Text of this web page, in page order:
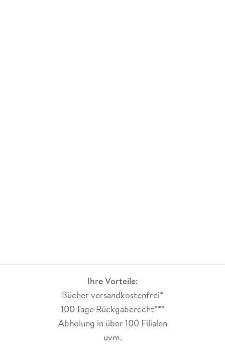
Ihre Vorteile:
Bücher versandkostenfrei*
100 Tage Rückgaberecht***
Abholung in über 100 Filialen
uvm.